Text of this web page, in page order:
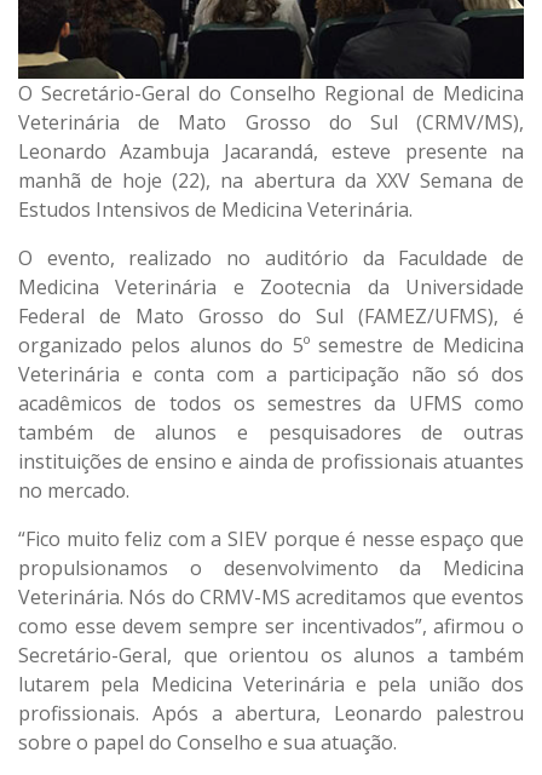
O Secretário-Geral do Conselho Regional de Medicina
Veterinária de Mato Grosso do Sul (CRMV/MS),
Leonardo Azambuja Jacarandá, esteve presente na
manhã de hoje (22), na abertura da XXV Semana de
Estudos Intensivos de Medicina Veterinária.
O evento, realizado no auditório da Faculdade de
Medicina Veterinária e Zootecnia da Universidade
Federal de Mato Grosso do Sul (FAMEZ/UFMS), é
organizado pelos alunos do 5º semestre de Medicina
Veterinária e conta com a participação não só dos
acadêmicos de todos os semestres da UFMS como
também de alunos e pesquisadores de outras
instituições de ensino e ainda de profissionais atuantes
no mercado.
“Fico muito feliz com a SIEV porque é nesse espaço que
propulsionamos o desenvolvimento da Medicina
Veterinária. Nós do CRMV-MS acreditamos que eventos
como esse devem sempre ser incentivados”, afirmou o
Secretário-Geral, que orientou os alunos a também
lutarem pela Medicina Veterinária e pela união dos
profissionais. Após a abertura, Leonardo palestrou
sobre o papel do Conselho e sua atuação.